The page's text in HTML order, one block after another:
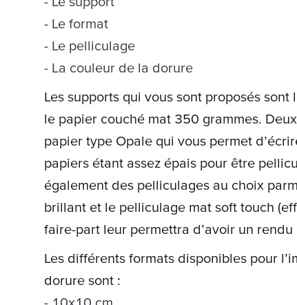
Le format
Le pelliculage
La couleur de la dorure
Les supports qui vous sont proposés
le papier couché mat 350 grammes.
papier type Opale qui vous permet
papiers étant assez épais pour être
également des pelliculages au choix
brillant et le pelliculage mat soft touch
faire-part leur permettra d’avoir un
Les différents formats disponibles pour
dorure sont :